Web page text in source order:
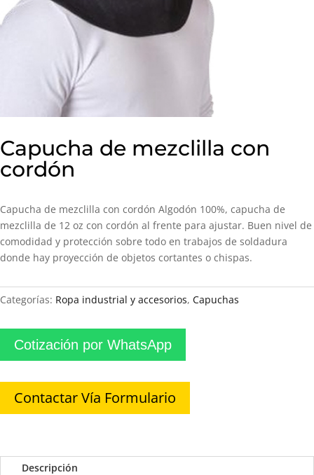
Capucha de mezclilla con
cordón
Capucha de mezclilla con cordón Algodón 100%, capucha de
mezclilla de 12 oz con cordón al frente para ajustar. Buen nivel de
comodidad y protección sobre todo en trabajos de soldadura
donde hay proyección de objetos cortantes o chispas.
Categorías: Ropa industrial y accesorios, Capuchas
Cotización por WhatsApp
Contactar Vía Formulario
Descripción